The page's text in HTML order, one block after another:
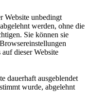
Website unbedingt
werden, ohne die
Sie können sie
dieser Website
dauerhaft ausgeblendet
wurde, abgelehnt